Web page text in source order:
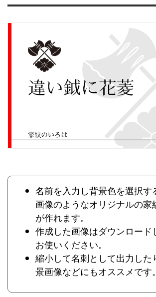
名前を入力し背景色を選択す
画像のようなオリジナルの家
が作れます。
作成した画像はダウンロード
お使いください。
縮小して名刺として出力した
景画像などにもオススメです。